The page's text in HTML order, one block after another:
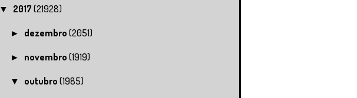
▼ 2017 (21928)
► dezembro(2051)
► novembro(1919)
▼ outubro(1985)